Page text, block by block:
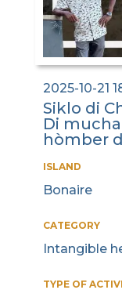
2025-10-21
Siklo di
Di
hòmber
ISLAND
Bonaire
CATEGORY
Intangible
TYPE OF